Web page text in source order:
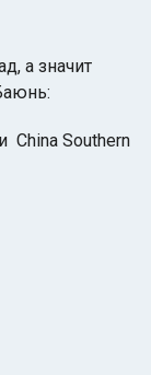
а значит
China Southern